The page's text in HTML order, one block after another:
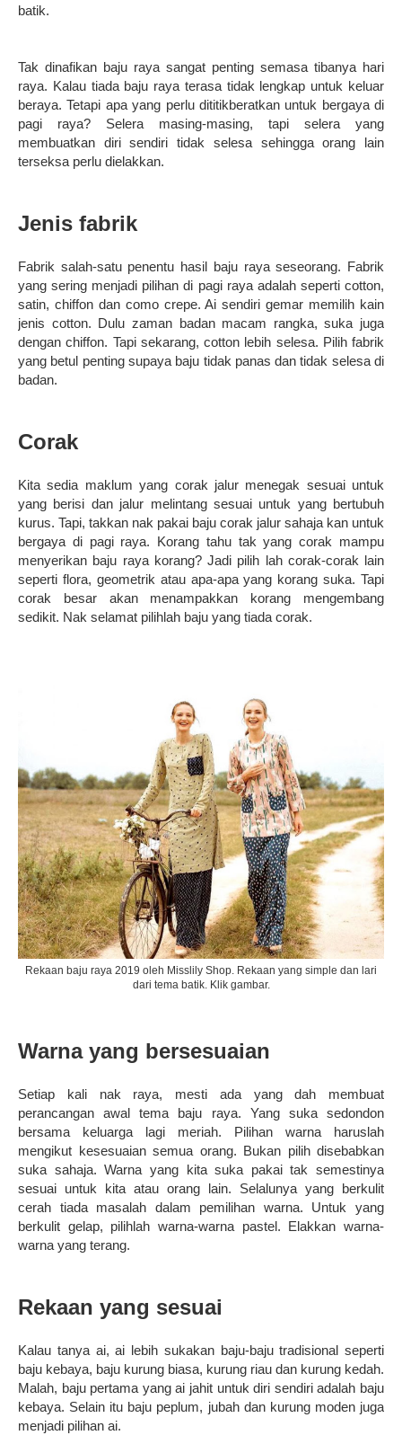
batik.
Tak dinafikan baju raya sangat penting semasa tibanya hari
raya. Kalau tiada baju raya terasa tidak lengkap untuk keluar
beraya. Tetapi apa yang perlu dititikberatkan untuk bergaya di
pagi raya? Selera masing-masing, tapi selera yang
membuatkan diri sendiri tidak selesa sehingga orang lain
terseksa perlu dielakkan.
Jenis fabrik
Fabrik salah-satu penentu hasil baju raya seseorang. Fabrik
yang sering menjadi pilihan di pagi raya adalah seperti cotton,
satin, chiffon dan como crepe. Ai sendiri gemar memilih kain
jenis cotton. Dulu zaman badan macam rangka, suka juga
dengan chiffon. Tapi sekarang, cotton lebih selesa. Pilih fabrik
yang betul penting supaya baju tidak panas dan tidak selesa di
badan.
Corak
Kita sedia maklum yang corak jalur menegak sesuai untuk
yang berisi dan jalur melintang sesuai untuk yang bertubuh
kurus. Tapi, takkan nak pakai baju corak jalur sahaja kan untuk
bergaya di pagi raya. Korang tahu tak yang corak mampu
menyerikan baju raya korang? Jadi pilih lah corak-corak lain
seperti flora, geometrik atau apa-apa yang korang suka. Tapi
corak besar akan menampakkan korang mengembang
sedikit. Nak selamat pilihlah baju yang tiada corak.
Rekaan baju raya 2019 oleh Misslily Shop. Rekaan yang simple dan lari
dari tema batik. Klik gambar.
Warna yang bersesuaian
Setiap kali nak raya, mesti ada yang dah membuat
perancangan awal tema baju raya. Yang suka sedondon
bersama keluarga lagi meriah. Pilihan warna haruslah
mengikut kesesuaian semua orang. Bukan pilih disebabkan
suka sahaja. Warna yang kita suka pakai tak semestinya
sesuai untuk kita atau orang lain. Selalunya yang berkulit
cerah tiada masalah dalam pemilihan warna. Untuk yang
berkulit gelap, pilihlah warna-warna pastel. Elakkan warna-
warna yang terang.
Rekaan yang sesuai
Kalau tanya ai, ai lebih sukakan baju-baju tradisional seperti
baju kebaya, baju kurung biasa, kurung riau dan kurung kedah.
Malah, baju pertama yang ai jahit untuk diri sendiri adalah baju
kebaya. Selain itu baju peplum, jubah dan kurung moden juga
menjadi pilihan ai.